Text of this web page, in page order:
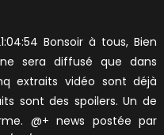
Bonsoir à tous, Bien
sera diffusé que dans
extraits vidéo sont déjà
sont des spoilers. Un de
@+ news postée par